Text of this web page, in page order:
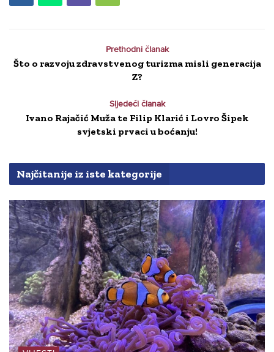
Prethodni članak
Što o razvoju zdravstvenog turizma misli generacija
Z?
Sljedeći članak
Ivano Rajačić Muža te Filip Klarić i Lovro Šipek
svjetski prvaci u boćanju!
Najčitanije iz iste kategorije